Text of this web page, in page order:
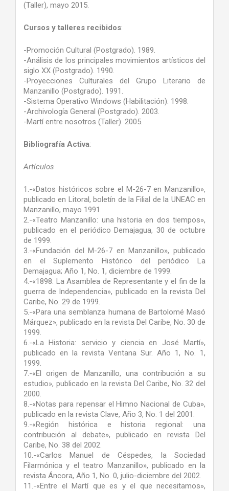
(Taller), mayo 2015.
Cursos y talleres recibidos:
-Promoción Cultural (Postgrado). 1989.
-Análisis de los principales movimientos artísticos del
siglo XX (Postgrado). 1990.
-Proyecciones Culturales del Grupo Literario de
Manzanillo (Postgrado). 1991.
-Sistema Operativo Windows (Habilitación). 1998.
-Archivología General (Postgrado). 2003.
-Martí entre nosotros (Taller). 2005.
Bibliografía Activa:
Artículos
1.-«Datos históricos sobre el M-26-7 en Manzanillo»,
publicado en Litoral, boletín de la Filial de la UNEAC en
Manzanillo, mayo 1991.
2.-«Teatro Manzanillo: una historia en dos tiempos»,
publicado en el periódico Demajagua, 30 de octubre
de 1999.
3.-«Fundación del M-26-7 en Manzanillo», publicado
en el Suplemento Histórico del periódico La
Demajagua; Año 1, No. 1, diciembre de 1999.
4.-«1898: La Asamblea de Representante y el fin de la
guerra de Independencia», publicado en la revista Del
Caribe, No. 29 de 1999.
5.-«Para una semblanza humana de Bartolomé Masó
Márquez», publicado en la revista Del Caribe, No. 30 de
1999.
6.-«La Historia: servicio y ciencia en José Martí»,
publicado en la revista Ventana Sur. Año 1, No. 1,
1999.
7.-«El origen de Manzanillo, una contribución a su
estudio», publicado en la revista Del Caribe, No. 32 del
2000.
8.-«Notas para repensar el Himno Nacional de Cuba»,
publicado en la revista Clave, Año 3, No. 1 del 2001.
9.-«Región histórica e historia regional: una
contribución al debate», publicado en revista Del
Caribe, No. 38 del 2002.
10.-«Carlos Manuel de Céspedes, la Sociedad
Filarmónica y el teatro Manzanillo», publicado en la
revista Áncora, Año 1, No. 0, julio-diciembre del 2002.
11.-«Entre el Martí que es y el que necesitamos»,